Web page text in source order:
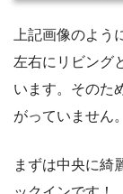
上記画像のよ
左右にリビング
います。そのた
がっていません。
まずは中央に綺